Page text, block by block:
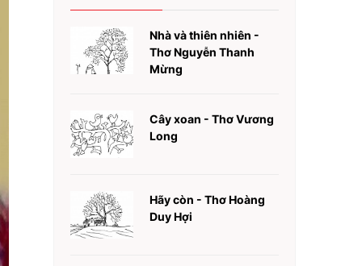
Nhà và thiên nhiên -
Thơ Nguyễn Thanh
Mừng
Cây xoan - Thơ Vương
Long
Hãy còn - Thơ Hoàng
Duy Hợi